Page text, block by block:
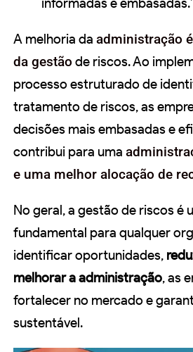
A melhoria da administração
da gestão de riscos. Ao
processo estruturado de
tratamento de riscos, as
decisões mais embasadas e
contribui para uma
e uma melhor alocação de
No geral, a gestão de riscos é
fundamental para qualquer
identificar oportunidades,
melhorar a administração, as
fortalecer no mercado e
sustentável.